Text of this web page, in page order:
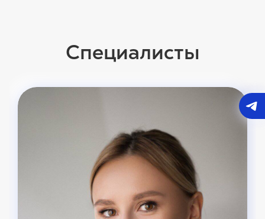
Специалисты